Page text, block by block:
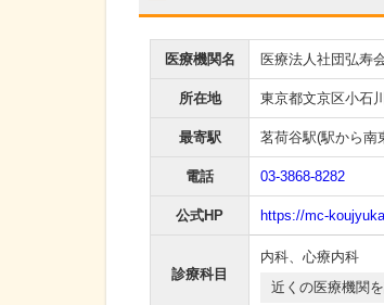
医療機関名 医療法人社団弘寿
所在地 東京都文京区小石
最寄駅 茗荷谷駅(駅から南
電話 03-3868-8282
公式HP https://mc-
診療科目
内科、 心療内科
近くの医療機関